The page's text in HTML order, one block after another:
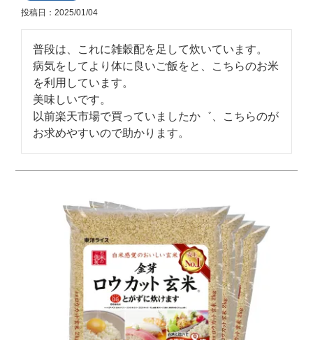
投稿日 2025/01/04
普段は、これに雑穀配を足して炊いています。
病気をしてより体に良いご飯をと、こちらのお米
を利用しています。
美味しいです。
以前楽天市場で買っていましたか゛、こちらのが
お求めやすいので助かります。